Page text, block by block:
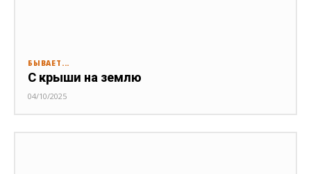
БЫВАЕТ...
С крыши на землю
04/10/2025